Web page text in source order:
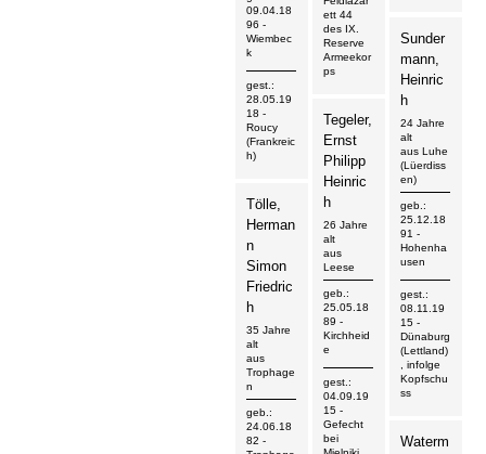
ett 44
des IX.
Reserve
Armeekor
ps
09.04.18
96 -
Wiembec
k
gest.:
28.05.19
18 -
Roucy
(Frankreic
h)
Sunder
mann,
Heinric
h
24 Jahre
alt
aus Luhe
(Lüerdiss
en)
geb.:
25.12.18
91 -
Hohenha
usen
gest.:
08.11.19
15-
Dünaburg
(Lettland)
, infolge
Kopfschu
ss
Tegeler,
Ernst
Philipp
Heinric
h
26 Jahre
alt
aus
Leese
geb.:
25.05.18
89 -
Kirchheid
e
gest.:
04.09.19
15-
Gefecht
bei
Tölle,
Herman
n
Simon
Friedric
h
35 Jahre
alt
aus
Trophage
n
geb.:
24.06.18
82 -
Waterm